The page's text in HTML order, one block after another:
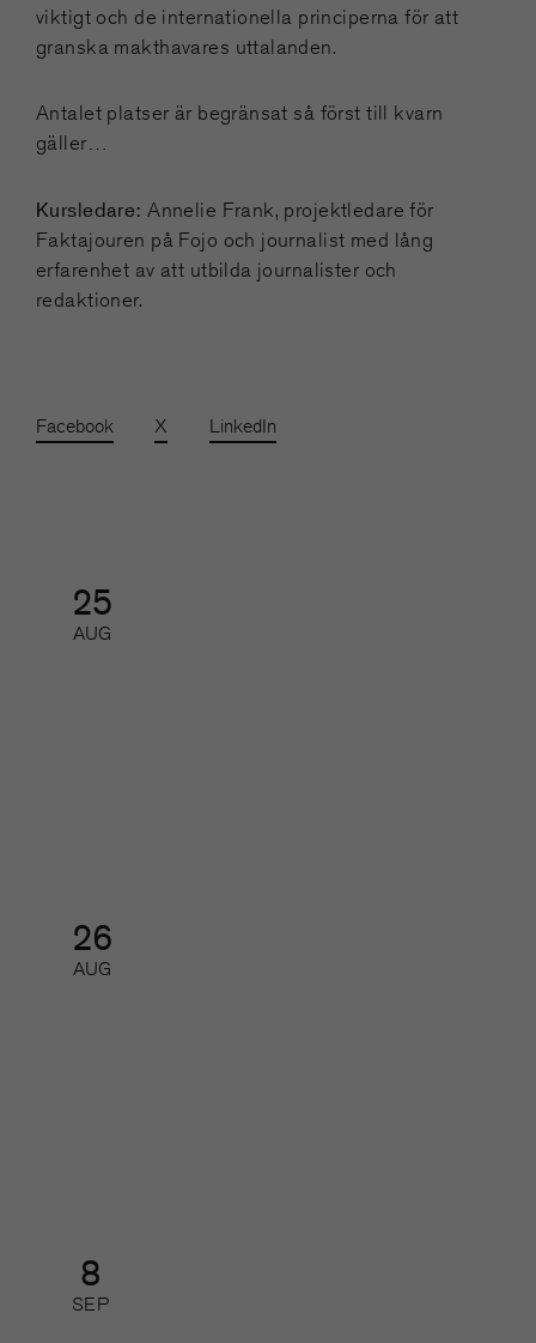
viktigt och de internationella principerna för att
granska makthavares uttalanden.
Antalet platser är begränsat så först till kvarn
gäller…
Kursledare: Annelie Frank, projektledare för
Faktajouren på Fojo och journalist med lång
erfarenhet av att utbilda journalister och
redaktioner.
Facebook X LinkedIn
25
AUG
26
AUG
8
SEP